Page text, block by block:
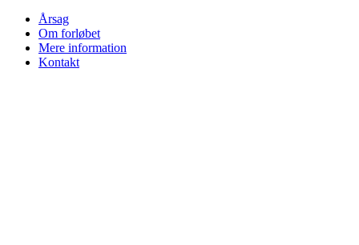
Årsag
Om forløbet
Mere information
Kontakt